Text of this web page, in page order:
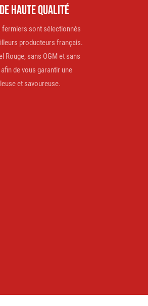
HAUTE QUALITÉ
fermiers sont sélectionnés
producteurs français.
Rouge, sans OGM et sans
de vous garantir une
et savoureuse.